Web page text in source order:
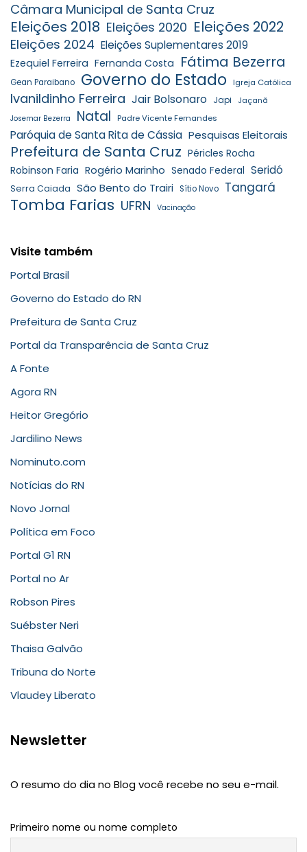
Câmara Municipal de Santa Cruz
Eleições 2018 Eleições 2020 Eleições 2022
Eleições 2024 Eleições Suplementares 2019
Ezequiel Ferreira Fernanda Costa Fátima Bezerra
Gean Paraibano Governo do Estado Igreja Católica
Ivanildinho Ferreira Jair Bolsonaro Japi Jaçanã
Josemar Bezerra Natal Padre Vicente Fernandes
Paróquia de Santa Rita de Cássia Pesquisas Eleitorais
Prefeitura de Santa Cruz Péricles Rocha
Robinson Faria Rogério Marinho Senado Federal Seridó
Serra Caiada São Bento do Trairi Sítio Novo Tangará
Tomba Farias UFRN Vacinação
Visite também
Portal Brasil
Governo do Estado do RN
Prefeitura de Santa Cruz
Portal da Transparência de Santa Cruz
A Fonte
Agora RN
Heitor Gregório
Jardilino News
Nominuto.com
Notícias do RN
Novo Jornal
Política em Foco
Portal G1 RN
Portal no Ar
Robson Pires
Suébster Neri
Thaisa Galvão
Tribuna do Norte
Vlaudey Liberato
Newsletter
O resumo do dia no Blog você recebe no seu e-mail.
Primeiro nome ou nome completo